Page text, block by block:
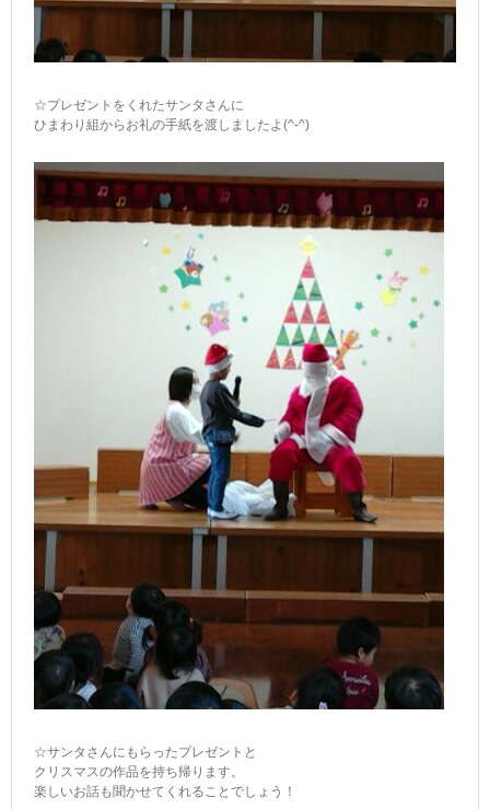
☆プレゼントをくれたサンタさんに
ひまわり組からお礼の手紙を渡しましたよ(^-^)
☆サンタさんにもらったプレゼントと
クリスマスの作品を持ち帰ります。
楽しいお話も聞かせてくれることでしょう！